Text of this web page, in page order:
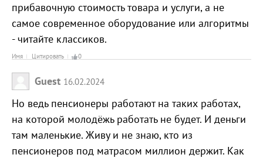
прибавочную стоимость товара и услуги, а не
самое современное оборудование или алгоритмы
- читайте классиков.
Имя Цитировать 0
Guest 16.02.2024
Но ведь пенсионеры работают на таких работах,
на которой молодёжь работать не будет. И деньги
там маленькие. Живу и не знаю, кто из
пенсионеров под матрасом миллион держит. Как